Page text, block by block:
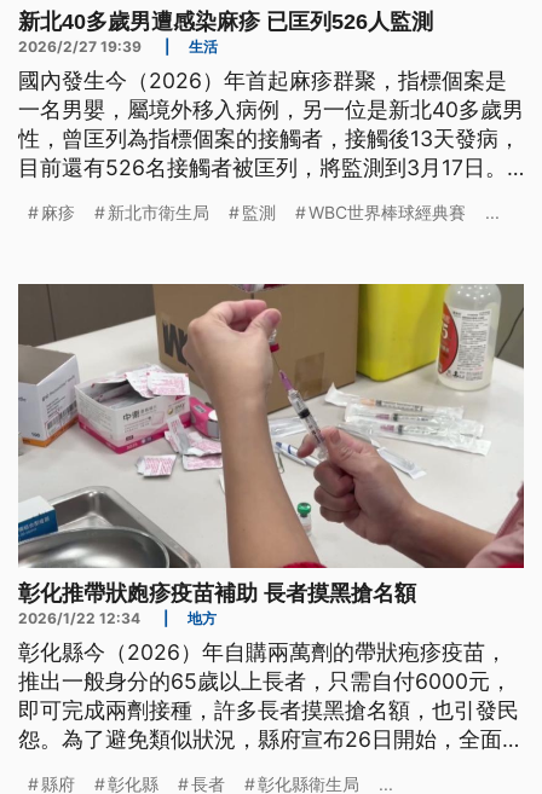
新北40多歲男遭感染麻疹 已匡列526人監測
2026/2/27 19:39 生活
國內發生今（2026）年首起麻疹群聚，指標個案是
一名男嬰，屬境外移入病例，另一位是新北40多歲男
性，曾匡列為指標個案的接觸者，接觸後13天發病，
目前還有526名接觸者被匡列，將監測到3月17日。
計畫前往日本應援WBC比賽，建議可先諮詢評估是
麻疹 新北市衛生局 監測 WBC世界棒球經典賽 ...
彰化推帶狀皰疹疫苗補助 長者摸黑搶名額
2026/1/22 12:34 地方
彰化縣今（2026）年自購兩萬劑的帶狀疱疹疫苗，
推出一般身分的65歲以上長者，只需自付6000元，
即可完成兩劑接種，許多長者摸黑搶名額，也引發民
怨。為了避免類似狀況，縣府宣布26日開始，全面開
縣府 彰化縣 長者 彰化縣衛生局 ...